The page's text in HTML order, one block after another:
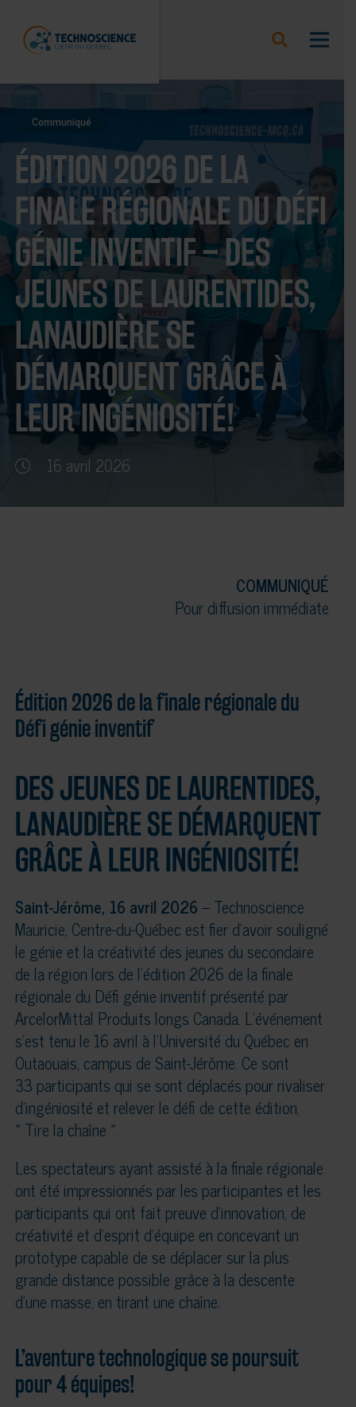
Communiqué
ÉDITION 2026 DE LA
FINALE RÉGIONALE DU DÉFI
GÉNIE INVENTIF – DES
JEUNES DE LAURENTIDES,
LANAUDIÈRE SE
DÉMARQUENT GRÂCE À
LEUR INGÉNIOSITÉ!
16 avril 2026
COMMUNIQUÉ
Pour diffusion immédiate
Édition 2026 de la finale régionale du
Défi génie inventif
DES JEUNES DE LAURENTIDES,
LANAUDIÈRE SE DÉMARQUENT
GRÂCE À LEUR INGÉNIOSITÉ!
Saint-Jérôme, 16 avril 2026– Technoscience
Mauricie, Centre-du-Québec est fier d’avoir souligné
le génie et la créativité des jeunes du secondaire
de la région lors de l’édition 2026 de la finale
régionale du Défi génie inventif présenté par
ArcelorMittal Produits longs Canada. L’événement
s’est tenu le 16 avril à l’Université du Québec en
Outaouais, campus de Saint-Jérôme. Ce sont
33 participants qui se sont déplacés pour rivaliser
d’ingéniosité et relever le défi de cette édition,
« Tire la chaîne ».
Les spectateurs ayant assisté à la finale régionale
ont été impressionnés par les participantes et les
participants qui ont fait preuve d’innovation, de
créativité et d’esprit d’équipe en concevant un
prototype capable de se déplacer sur la plus
grande distance possible grâce à la descente
d’une masse, en tirant une chaîne.
L’aventure technologique se poursuit
pour 4 équipes!